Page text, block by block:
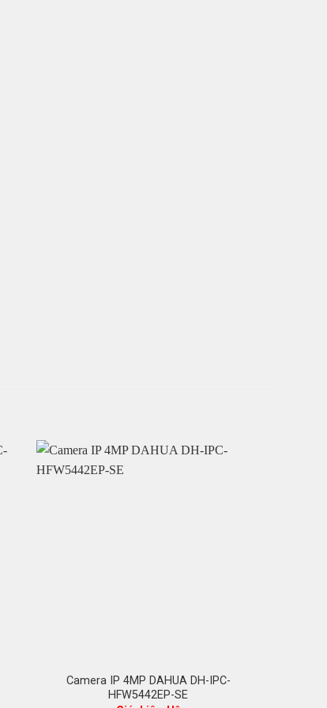
Camera IP 4MP DAHUA DH-IPC-
HFW5442EP-SE